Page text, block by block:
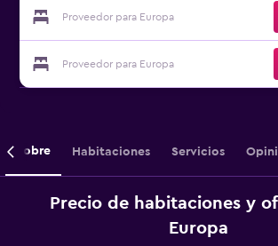
Proveedor para Europa
Proveedor para Europa
Sobre Habitaciones Servicios
Precio de habitaciones y
Europa